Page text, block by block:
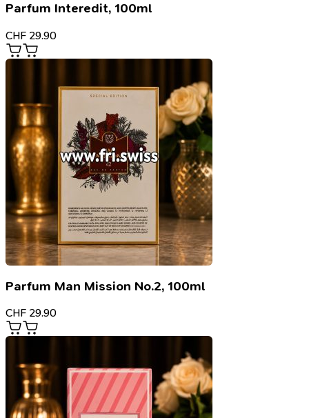
Parfum Interedit, 100ml
CHF 29.90
Parfum Man Mission No.2, 100ml
CHF 29.90